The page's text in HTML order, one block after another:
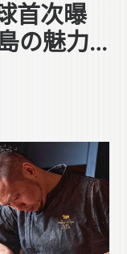
首次曝
の魅力